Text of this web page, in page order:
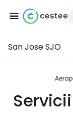
San Jose SJO
...